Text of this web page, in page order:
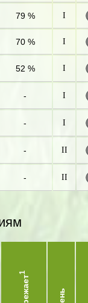
79 % I
70 % I
52 % I
- I
- I
- II
- II
1